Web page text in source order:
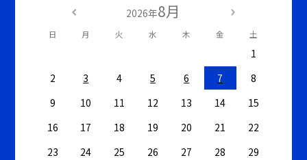
2026年8月
日 月 火 水 木 金 土
1
2
3 4 5 6 7
8
9
10 11 12 13 14
15
16
17 18 19 20 21
22
23
24 25 26 27 28
29